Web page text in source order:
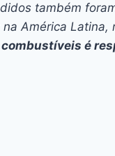
também
América
é